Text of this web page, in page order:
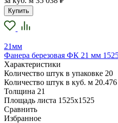
Купить
21мм
Фанера березовая ФК 21 мм
Характеристики
Количество штук в упаковке 20
Количество штук в куб. м 20.476
Толщина 21
Площадь листа 1525х1525
Сравнить
Избранное